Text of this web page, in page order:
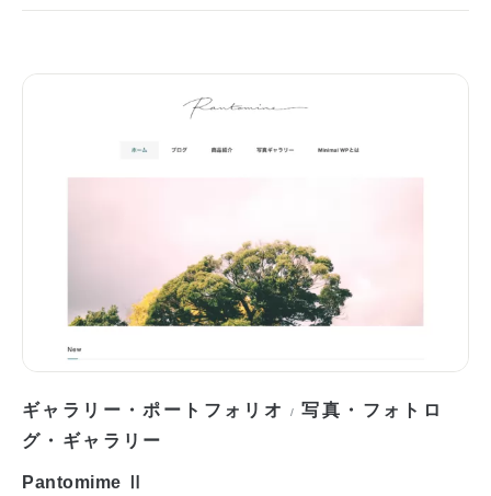
ギャラリー・ポートフォリオ /写真・フォトロ
グ・ギャラリー
Pantomime Ⅱ